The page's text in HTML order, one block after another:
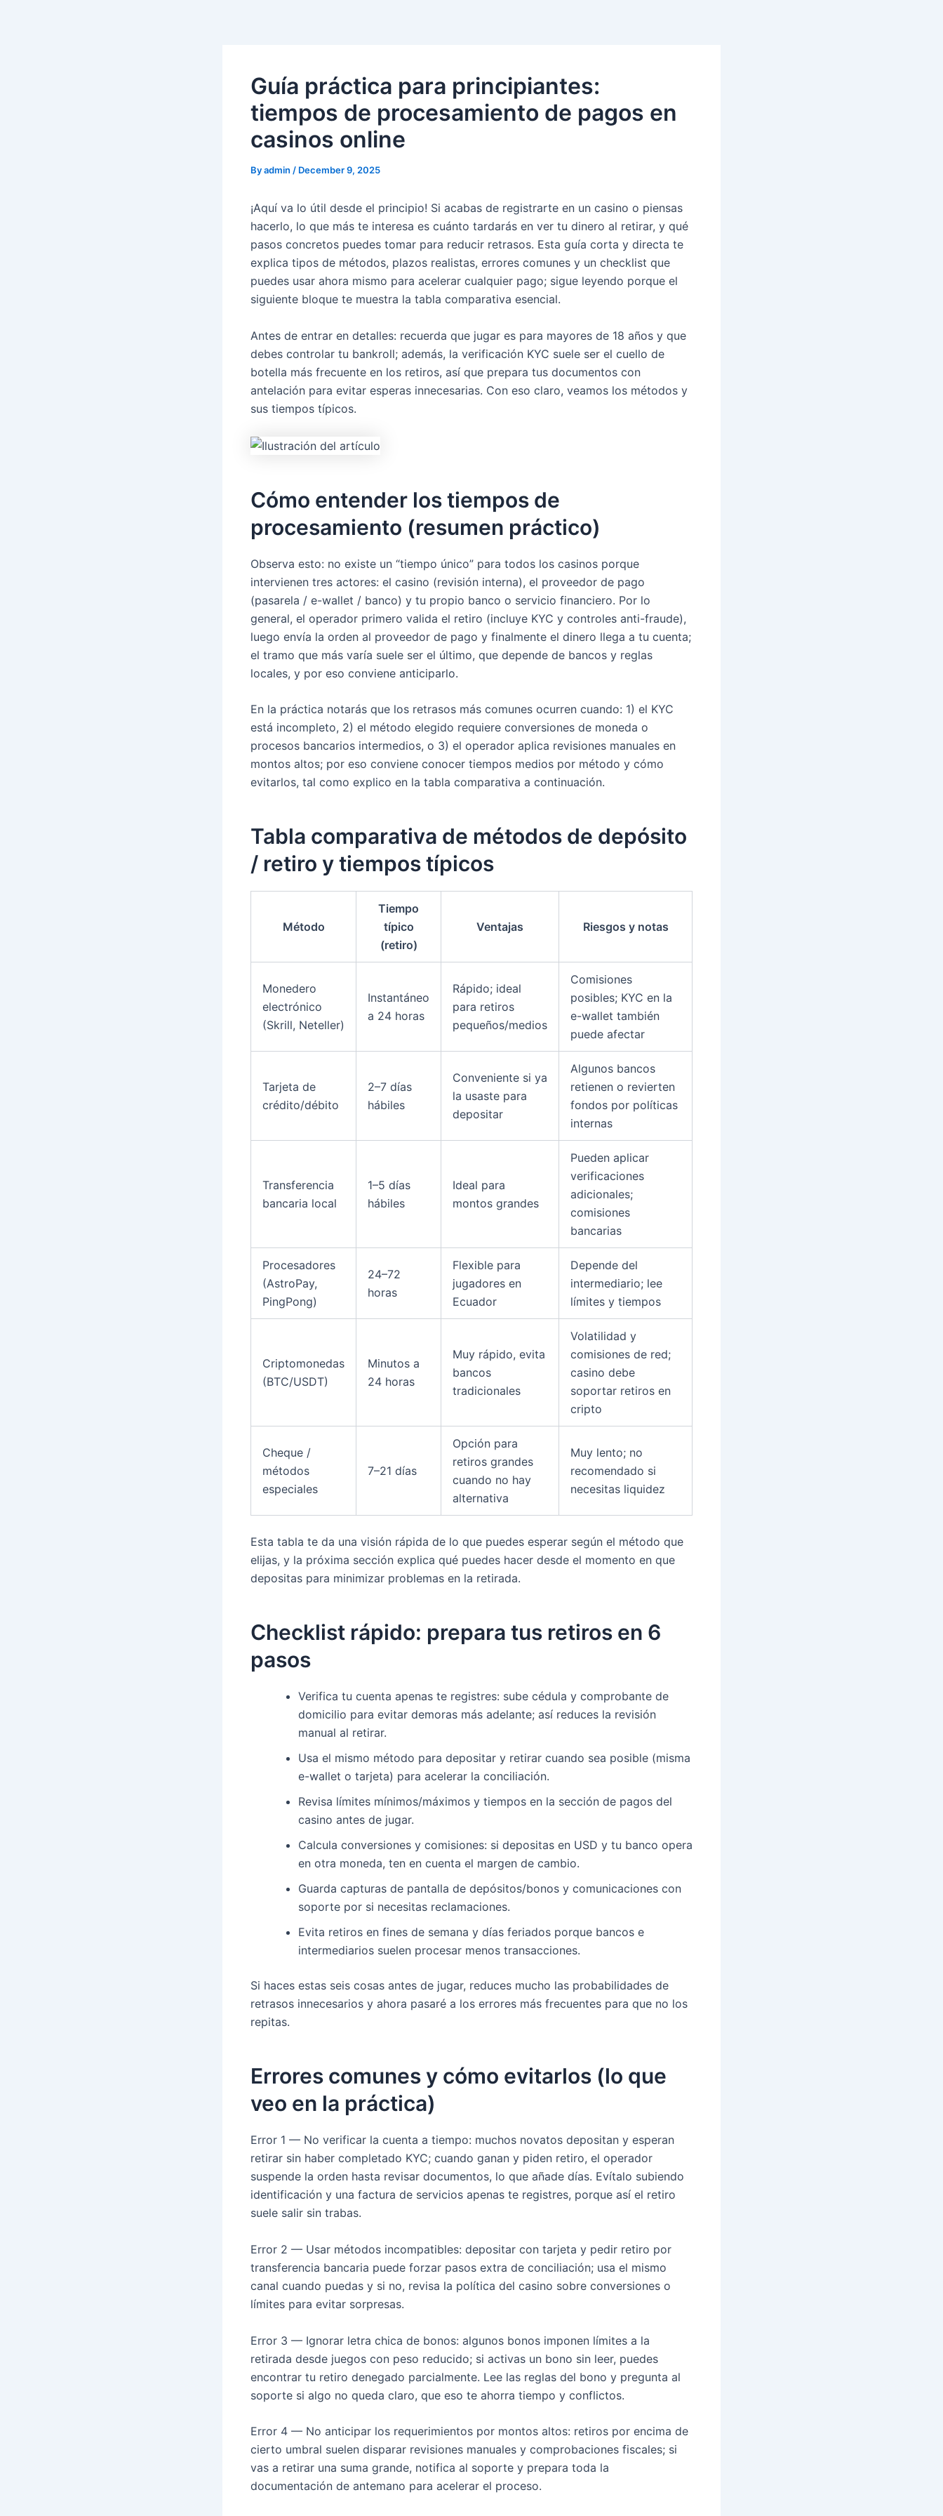
Guía práctica para principiantes:
tiempos de procesamiento de pagos en
casinos online
Byadmin / December 9, 2025
¡Aquí va lo útil desde el principio! Si acabas de registrarte en un casino o piensas
hacerlo, lo que más te interesa es cuánto tardarás en ver tu dinero al retirar, y qué
pasos concretos puedes tomar para reducir retrasos. Esta guía corta y directa te
explica tipos de métodos, plazos realistas, errores comunes y un checklist que
puedes usar ahora mismo para acelerar cualquier pago; sigue leyendo porque el
siguiente bloque te muestra la tabla comparativa esencial.
Antes de entrar en detalles: recuerda que jugar es para mayores de 18 años y que
debes controlar tu bankroll; además, la verificación KYC suele ser el cuello de
botella más frecuente en los retiros, así que prepara tus documentos con
antelación para evitar esperas innecesarias. Con eso claro, veamos los métodos y
sus tiempos típicos.
Cómo entender los tiempos de
procesamiento (resumen práctico)
Observa esto: no existe un “tiempo único” para todos los casinos porque
intervienen tres actores: el casino (revisión interna), el proveedor de pago
(pasarela / e-wallet / banco) y tu propio banco o servicio financiero. Por lo
general, el operador primero valida el retiro (incluye KYC y controles anti-fraude),
luego envía la orden al proveedor de pago y finalmente el dinero llega a tu cuenta;
el tramo que más varía suele ser el último, que depende de bancos y reglas
locales, y por eso conviene anticiparlo.
En la práctica notarás que los retrasos más comunes ocurren cuando: 1) el KYC
está incompleto, 2) el método elegido requiere conversiones de moneda o
procesos bancarios intermedios, o 3) el operador aplica revisiones manuales en
montos altos; por eso conviene conocer tiempos medios por método y cómo
evitarlos, tal como explico en la tabla comparativa a continuación.
Tabla comparativa de métodos de depósito
/ retiro y tiempos típicos
Método
Tiempo
típico
(retiro)
Ventajas Riesgos y notas
Monedero
electrónico
(Skrill, Neteller)
Instantáneo
a 24 horas
Rápido; ideal
para retiros
pequeños/medios
Comisiones
posibles; KYC en la
e-wallet también
puede afectar
Tarjeta de
crédito/débito
2–7 días
hábiles
Conveniente si ya
la usaste para
depositar
Algunos bancos
retienen o revierten
fondos por políticas
internas
Transferencia
bancaria local
1–5 días
hábiles
Ideal para
montos grandes
Pueden aplicar
verificaciones
adicionales;
comisiones
bancarias
Procesadores
(AstroPay,
PingPong)
24–72
horas
Flexible para
jugadores en
Ecuador
Depende del
intermediario; lee
límites y tiempos
Criptomonedas
(BTC/USDT)
Minutos a
24 horas
Muy rápido, evita
bancos
tradicionales
Volatilidad y
comisiones de red;
casino debe
soportar retiros en
cripto
Cheque /
métodos
especiales
7–21 días
Opción para
retiros grandes
cuando no hay
alternativa
Muy lento; no
recomendado si
necesitas liquidez
Esta tabla te da una visión rápida de lo que puedes esperar según el método que
elijas, y la próxima sección explica qué puedes hacer desde el momento en que
depositas para minimizar problemas en la retirada.
Checklist rápido: prepara tus retiros en 6
pasos
Verifica tu cuenta apenas te registres: sube cédula y comprobante de
domicilio para evitar demoras más adelante; así reduces la revisión
manual al retirar.
Usa el mismo método para depositar y retirar cuando sea posible (misma
e-wallet o tarjeta) para acelerar la conciliación.
Revisa límites mínimos/máximos y tiempos en la sección de pagos del
casino antes de jugar.
Calcula conversiones y comisiones: si depositas en USD y tu banco opera
en otra moneda, ten en cuenta el margen de cambio.
Guarda capturas de pantalla de depósitos/bonos y comunicaciones con
soporte por si necesitas reclamaciones.
Evita retiros en fines de semana y días feriados porque bancos e
intermediarios suelen procesar menos transacciones.
Si haces estas seis cosas antes de jugar, reduces mucho las probabilidades de
retrasos innecesarios y ahora pasaré a los errores más frecuentes para que no los
repitas.
Errores comunes y cómo evitarlos (lo que
veo en la práctica)
Error 1 — No verificar la cuenta a tiempo: muchos novatos depositan y esperan
retirar sin haber completado KYC; cuando ganan y piden retiro, el operador
suspende la orden hasta revisar documentos, lo que añade días. Evítalo subiendo
identificación y una factura de servicios apenas te registres, porque así el retiro
suele salir sin trabas.
Error 2 — Usar métodos incompatibles: depositar con tarjeta y pedir retiro por
transferencia bancaria puede forzar pasos extra de conciliación; usa el mismo
canal cuando puedas y si no, revisa la política del casino sobre conversiones o
límites para evitar sorpresas.
Error 3 — Ignorar letra chica de bonos: algunos bonos imponen límites a la
retirada desde juegos con peso reducido; si activas un bono sin leer, puedes
encontrar tu retiro denegado parcialmente. Lee las reglas del bono y pregunta al
soporte si algo no queda claro, que eso te ahorra tiempo y conflictos.
Error 4 — No anticipar los requerimientos por montos altos: retiros por encima de
cierto umbral suelen disparar revisiones manuales y comprobaciones fiscales; si
vas a retirar una suma grande, notifica al soporte y prepara toda la
documentación de antemano para acelerar el proceso.